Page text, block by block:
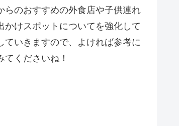
らのおすすめの外食店や子供連れ
かけスポットについてを強化して
ていきますので、よければ参考に
てくださいね！